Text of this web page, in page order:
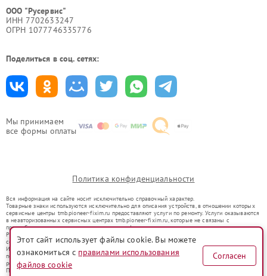
Мы принимаем
все формы оплаты
ООО "Русервис"
ИНН 7702633247
ОГРН 1077746335776
Поделиться в соц. сетях:
Политика конфиденциальности
Вся информация на сайте носит исключительно справочный характер.
Товарные знаки используются исключительно для описания устройств, в отношении которых
сервисные центры tmb.pioneer-fixim.ru предоставляют услуги по ремонту. Услуги оказываются
в неавторизованных сервисных центрах tmb.pioneer-fixim.ru, которые не связаны с
правообладателями товарных знаков или их официальными представителями.
Ремонт осуществляется для устройств, уже введенных в гражданский оборот в соответствии
со статьей 1487 ГК РФ.
Использование товарных знаков не преследует цели индивидуализации услуг или введения
потребителей в заблуждение, а служит для информирования о предоставляемых услугах по
ремонту техники указанных брендов.
Представленная на сайте информация не является публичной офертой, определяемой
Этот сайт использует файлы cookie. Вы можете
ознакомиться с правилами использования
файлов cookie
Согласен